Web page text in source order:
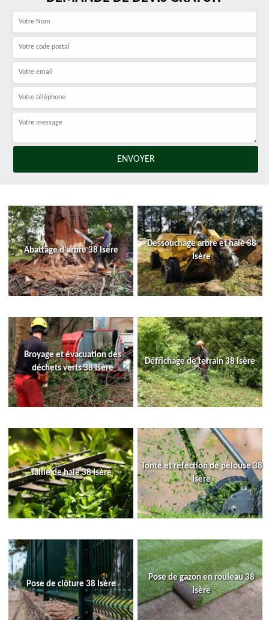
Abattage d'arbre 38 Isère
Dessouchage arbre et haie 38
Isère
Broyage et évacuation des
déchets verts 38 Isère
Défrichage de terrain 38 Isère
Taille de haie 38 Isère
Tonte et réfection de pelouse 38
Isère
Pose de clôture 38 Isère
Pose de gazon en rouleau 38
Isère